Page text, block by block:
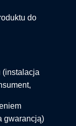
do
(instalacja
gwarancją)